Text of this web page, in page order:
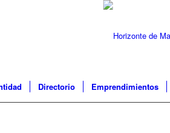
Directorio Emprendimientos